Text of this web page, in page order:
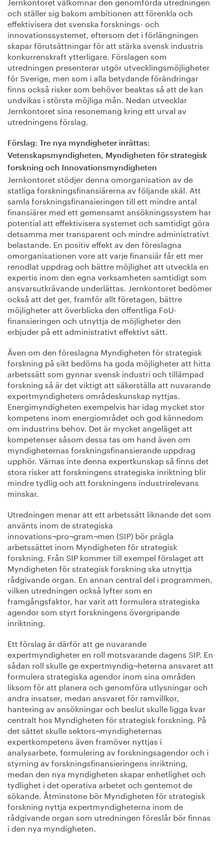
och ställer sig bakom ambitionen att förenkla och
effektivisera det svenska forsknings- och
innovationssystemet, eftersom det i förlängningen
skapar förutsättningar för att stärka svensk industris
konkurrenskraft ytterligare. Förslagen som
utredningen presenterar utgör utvecklingsmöjligheter
för Sverige, men som i alla betydande förändringar
finns också risker som behöver beaktas så att de kan
undvikas i största möjliga mån. Nedan utvecklar
Jernkontoret sina resonemang kring ett urval av
utredningens förslag.
Förslag: Tre nya myndigheter inrättas:
Vetenskapsmyndigheten, Myndigheten för strategisk
forskning och Innovationsmyndigheten
Jernkontoret stödjer denna omorganisation av de
statliga forskningsfinansiärerna av följande skäl. Att
samla forskningsfinansieringen till ett mindre antal
finansiärer med ett gemensamt ansökningssystem har
potential att effektivisera systemet och samtidigt göra
detsamma mer transparent och mindre administrativt
belastande. En positiv effekt av den föreslagna
omorganisationen vore att varje finansiär får ett mer
renodlat uppdrag och bättre möjlighet att utveckla en
expertis inom den egna verksamheten samtidigt som
ansvarsutkrävande underlättas. Jernkontoret bedömer
också att det ger, framför allt företagen, bättre
möjligheter att överblicka den offentliga FoU-
finansieringen och utnyttja de möjligheter den
erbjuder på ett administrativt effektivt sätt.
Även om den föreslagna Myndigheten för strategisk
forskning på sikt bedöms ha goda möjligheter att hitta
arbetssätt som gynnar svensk industri och tillämpad
forskning så är det viktigt att säkerställa att nuvarande
expertmyndigheters områdeskunskap nyttjas.
Energimyndigheten exempelvis har idag mycket stor
kompetens inom energiområdet och god kännedom
om industrins behov. Det är mycket angeläget att
kompetenser såsom dessa tas om hand även om
myndigheternas forskningsfinansierande uppdrag
upphör. Värnas inte denna expertkunskap så finns det
stora risker att forskningens strategiska inriktning blir
mindre tydlig och att forskningens industrirelevans
minskar.
Utredningen menar att ett arbetssätt liknande det som
använts inom de strategiska
innovations¬pro¬gram¬men (SIP) bör prägla
arbetssättet inom Myndigheten för strategisk
forskning. Från SIP kommer till exempel förslaget att
Myndigheten för strategisk forskning ska utnyttja
rådgivande organ. En annan central del i programmen,
vilken utredningen också lyfter som en
framgångsfaktor, har varit att formulera strategiska
agendor som styrt forskningens övergripande
inriktning.
Ett förslag är därför att ge nuvarande
expertmyndigheter en roll motsvarande dagens SIP. En
sådan roll skulle ge expertmyndig¬heterna ansvaret att
formulera strategiska agendor inom sina områden
liksom för att planera och genomföra utlysningar och
andra insatser, medan ansvaret för ramvillkor,
hantering av ansökningar och beslut skulle ligga kvar
centralt hos Myndigheten för strategisk forskning. På
det sättet skulle sektors¬myndigheternas
expertkompetens även framöver nyttjas i
analysarbete, formulering av forskningsagendor och i
styrning av forskningsfinansieringens inriktning,
medan den nya myndigheten skapar enhetlighet och
tydlighet i det operativa arbetet och gentemot de
sökande. Åtminstone bör Myndigheten för strategisk
forskning nyttja expertmyndigheterna inom de
rådgivande organ som utredningen föreslår bör finnas
i den nya myndigheten.